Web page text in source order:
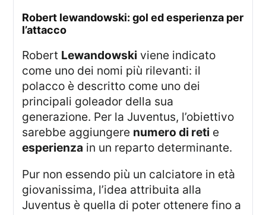
robert lewandowski: gol ed esperienza per
l’attacco
Robert Lewandowski viene indicato
come uno dei nomi più rilevanti: il
polacco è descritto come uno dei
principali goleador della sua
generazione. Per la Juventus, l’obiettivo
sarebbe aggiungere numero di reti e
esperienza in un reparto determinante.
Pur non essendo più un calciatore in età
giovanissima, l’idea attribuita alla
Juventus è quella di poter ottenere fino a